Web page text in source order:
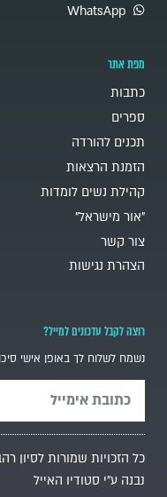
WhatsApp
מפת אתר
כתבות
ספרים
תכנים להורדה
הזמנת הרצאות
קהילת נשים לומדות
"אור מישראל"
צור קשר
הצהרת נגישות
רוצה לקבל עדכונים למייל?
נשמח לשלוח לך באופן אישי
כל הזכויות שמורות לסיון
נבנה ע"י סטודיו האייל